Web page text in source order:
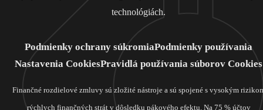
technológiách.
Podmienky ochrany súkromiaPodmienky používania
Nastavenia CookiesPravidlá používania súborov Cookies
Finančné rozdielové zmluvy sú zložité nástroje a sú spojené s vysokým
rýchlych finančných strát v dôsledku pákového efektu. Na 75 % účtov